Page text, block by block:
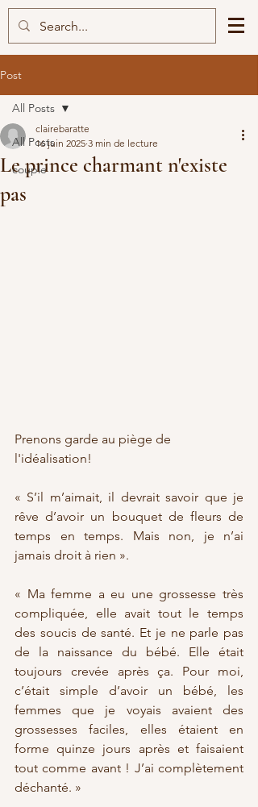
Post
All Posts
couple
All Posts
Le prince charmant n'existe
pas
clairebaratte
16 juin 2025 3 min de lecture
Prenons garde au piège de
l'idéalisation!
« S’il m’aimait, il devrait savoir que je
rêve d’avoir un bouquet de fleurs de
temps en temps. Mais non, je n’ai
jamais droit à rien ».
« Ma femme a eu une grossesse très
compliquée, elle avait tout le temps
des soucis de santé. Et je ne parle pas
de la naissance du bébé. Elle était
toujours crevée après ça. Pour moi,
c’était simple d’avoir un bébé, les
femmes que je voyais avaient des
grossesses faciles, elles étaient en
forme quinze jours après et faisaient
tout comme avant ! J’ai complètement
déchanté. »